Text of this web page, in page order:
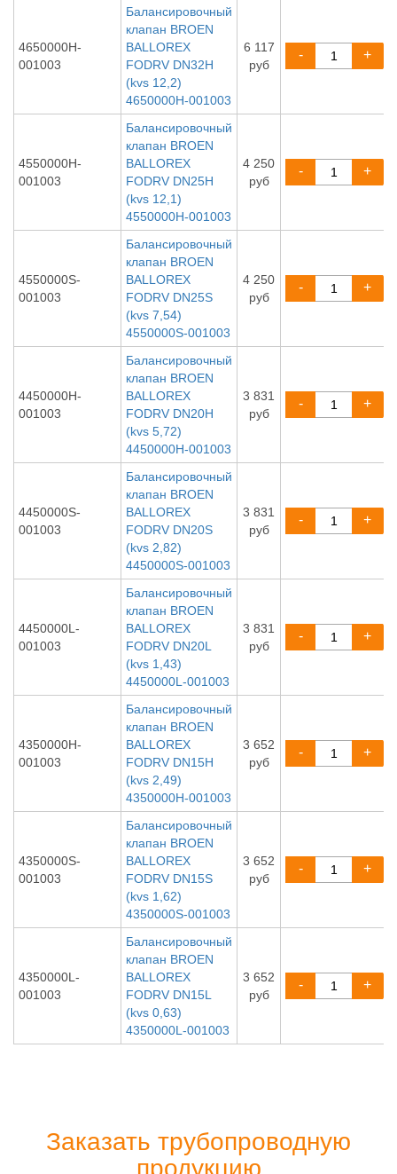
4650000H-
001003
Балансировочный
клапан BROEN
BALLOREX
FODRV DN32H
(kvs 12,2)
4650000H-001003
6 117
руб
- +
4550000H-
001003
Балансировочный
клапан BROEN
BALLOREX
FODRV DN25H
(kvs 12,1)
4550000H-001003
4 250
руб
- +
4550000S-
001003
Балансировочный
клапан BROEN
BALLOREX
FODRV DN25S
(kvs 7,54)
4550000S-001003
4 250
руб
- +
4450000H-
001003
Балансировочный
клапан BROEN
BALLOREX
FODRV DN20H
(kvs 5,72)
4450000H-001003
3 831
руб
- +
4450000S-
001003
Балансировочный
клапан BROEN
BALLOREX
FODRV DN20S
(kvs 2,82)
4450000S-001003
3 831
руб
- +
4450000L-
001003
Балансировочный
клапан BROEN
BALLOREX
FODRV DN20L
(kvs 1,43)
4450000L-001003
3 831
руб
- +
4350000H-
001003
Балансировочный
клапан BROEN
BALLOREX
FODRV DN15H
(kvs 2,49)
4350000H-001003
3 652
руб
- +
4350000S-
001003
Балансировочный
клапан BROEN
BALLOREX
FODRV DN15S
(kvs 1,62)
4350000S-001003
3 652
руб
- +
4350000L-
001003
Балансировочный
клапан BROEN
BALLOREX
FODRV DN15L
(kvs 0,63)
4350000L-001003
3 652
руб
- +
Заказать трубопроводную
продукцию